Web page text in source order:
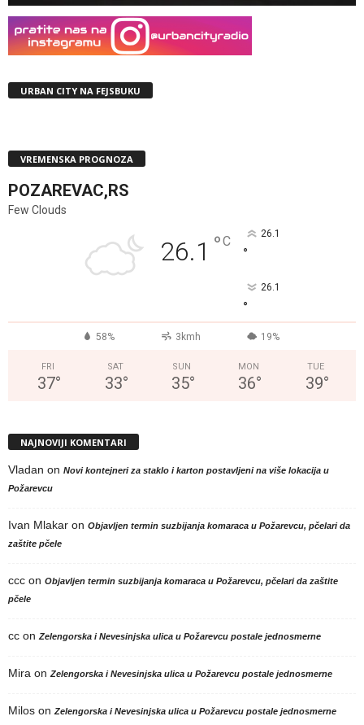
URBAN CITY NA FEJSBUKU
VREMENSKA PROGNOZA
POZAREVAC,RS
Few Clouds
26.1 °C 26.1
°
26.1
°
58% 3kmh 19%
FRI
37°
SAT
33°
SUN
35°
MON
36°
TUE
39°
NAJNOVIJI KOMENTARI
Vladan on Novi kontejneri za staklo i karton postavljeni na više lokacija u
Požarevcu
Ivan Mlakar on Objavljen termin suzbijanja komaraca u Požarevcu, pčelari da
zaštite pčele
ccc on Objavljen termin suzbijanja komaraca u Požarevcu, pčelari da zaštite
pčele
cc onZelengorska i Nevesinjska ulica u Požarevcu postale jednosmerne
Mira onZelengorska i Nevesinjska ulica u Požarevcu postale jednosmerne
Milos onZelengorska i Nevesinjska ulica u Požarevcu postale jednosmerne